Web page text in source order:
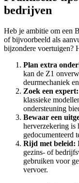
bedrijven
Heb je ambitie om een
of bijvoorbeeld als
bijzondere voertuigen?
Plan extra
kan de Z1
deurmechaniek
Zoek een expert:
klassieke
ondersteuning
Bewaar een
herverzekering is
gedocumenteerd
Rijd met beleid:
gezins- of
gebruiken voor
vervoer.